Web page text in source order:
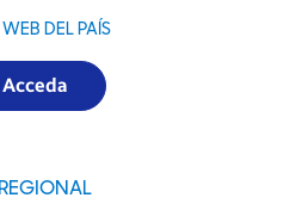
DEL PAÍS
Acceda